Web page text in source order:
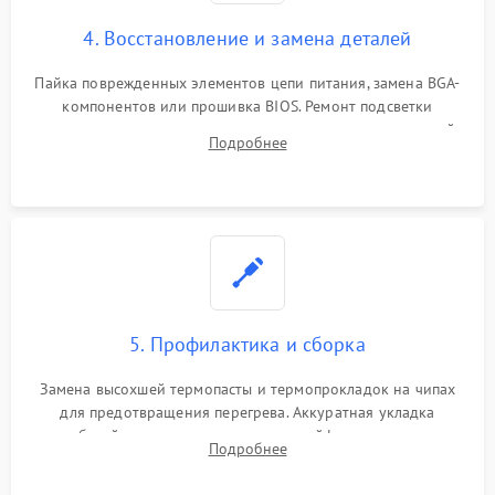
4. Восстановление и замена деталей
Пайка поврежденных элементов цепи питания, замена BGA-
компонентов или прошивка BIOS. Ремонт подсветки
матрицы, замена неисправного накопителя на скоростной
SSD или установка новых модулей памяти.
Подробнее
5. Профилактика и сборка
Замена высохшей термопасты и термопрокладок на чипах
для предотвращения перегрева. Аккуратная укладка
кабелей, подключение хрупких шлейфов матрицы и
надежная фиксация всех элементов внутри корпуса
Подробнее